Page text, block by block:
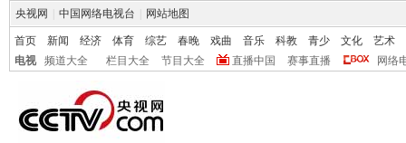
央视网 中国网络电视台 网站地图
首页 新闻 经济 体育 综艺 春晚 戏曲 音乐 科教 青少 文化
艺术
电视
频道大全 栏目大全 节目大全 直播中国 赛事直播 网络